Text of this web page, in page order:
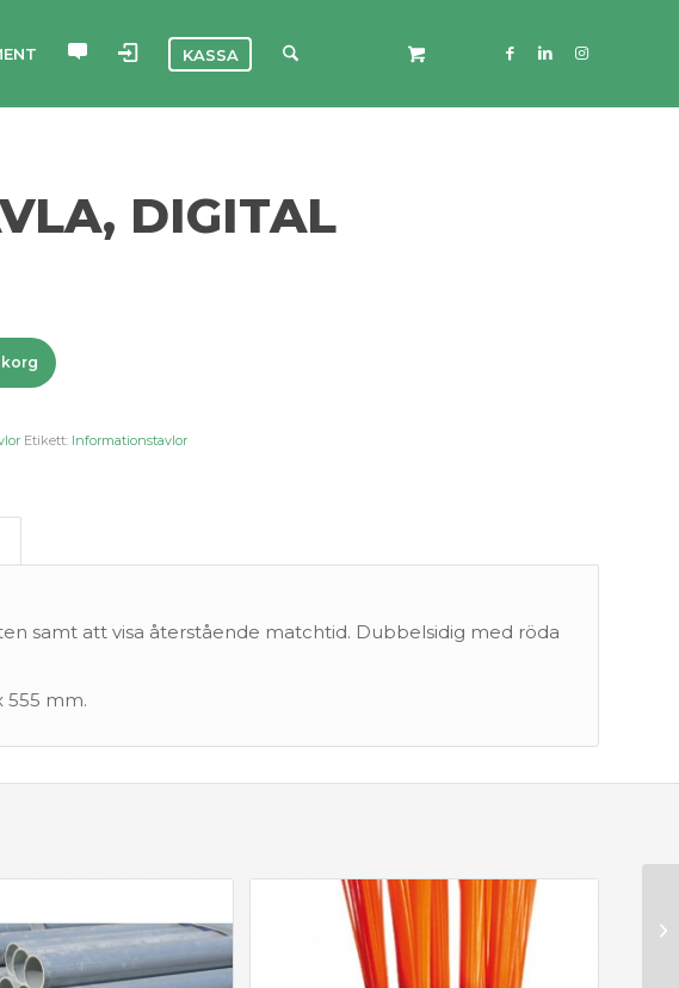
KASSA
DIGITAL
Etikett: Informationstavlor
samt att visa återstående matchtid. Dubbelsidig med röda
555 mm.